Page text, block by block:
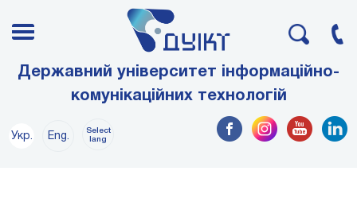
Державний університет інформаційно-
комунікаційних технологій
Укр. Eng.
Select
lang